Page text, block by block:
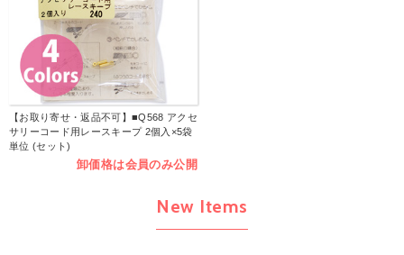
【お取り寄せ・返品不可】■Q568 アクセ
サリーコード用レースキープ 2個入×5袋
単位 (セット)
卸価格は会員のみ公開
New Items